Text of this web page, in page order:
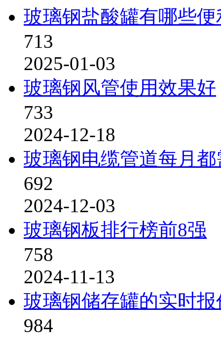
玻璃钢盐酸罐有哪些便
713
2025-01-03
玻璃钢风管使用效果好
733
2024-12-18
玻璃钢电缆管道每月
692
2024-12-03
玻璃钢板排行榜前8强
758
2024-11-13
玻璃钢储存罐的实时报
984